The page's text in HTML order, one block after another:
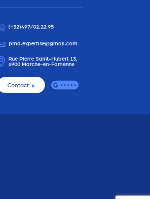
(+32)497/02.22.95
pmd.expertise@gmail.com
Rue Pierre Saint-Hubert 13,
6900 Marche-en-Famenne
Contact